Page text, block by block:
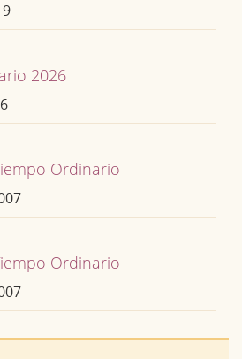
2026
Ordinario
Ordinario